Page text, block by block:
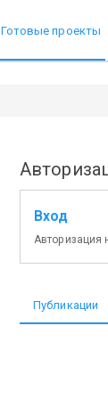
Готовые проекты
Вход
Авторизация
Публикации